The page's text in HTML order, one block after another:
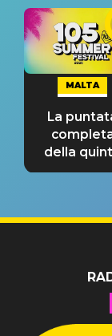
MALTA
La
della
tappa